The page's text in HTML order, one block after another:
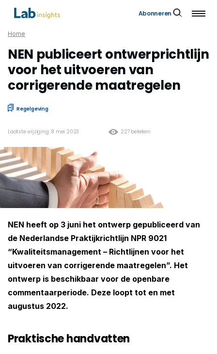
Abonneren
Home
NEN publiceert ontwerprichtlijn
voor het uitvoeren van
corrigerende maatregelen
Regelgeving
227 bekeken
Laatste wijziging: 8 mei 2023
NEN heeft op 3 juni het ontwerp gepubliceerd van
de Nederlandse Praktijkrichtlijn NPR 9021
“Kwaliteitsmanagement – Richtlijnen voor het
uitvoeren van corrigerende maatregelen”. Het
ontwerp is beschikbaar voor de openbare
commentaarperiode. Deze loopt tot en met
augustus 2022.
Praktische handvatten